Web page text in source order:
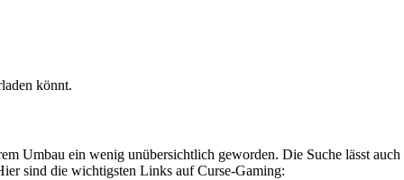
könnt.
Umbau ein wenig unübersichtlich geworden. Die Suche lässt
sind die wichtigsten Links auf Curse-Gaming: